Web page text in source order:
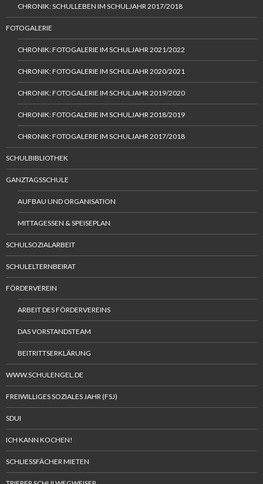
CHRONIK: SCHULLEBEN IM SCHULJAHR 2017/2018
FOTOGALERIE
CHRONIK: FOTOGALERIE IM SCHULJAHR 2021/2022
CHRONIK: FOTOGALERIE IM SCHULJAHR 2020/2021
CHRONIK: FOTOGALERIE IM SCHULJAHR 2019/2020
CHRONIK: FOTOGALERIE IM SCHULJAHR 2018/2019
CHRONIK: FOTOGALERIE IM SCHULJAHR 2017/2018
SCHULBIBLIOTHEK
GANZTAGSSCHULE
AUFBAU UND ORGANISATION
MITTAGESSEN & SPEISEPLAN
SCHULSOZIALARBEIT
SCHULELTERNBEIRAT
FÖRDERVEREIN
ARBEIT DES FÖRDERVEREINS
DAS VORSTANDSTEAM
BEITRITTSERKLÄRUNG
WWW.SCHULENGEL.DE
FREIWILLIGES SOZIALES JAHR (FSJ)
SDUI
ICH KANN KOCHEN!
SCHLIESSFÄCHER MIETEN